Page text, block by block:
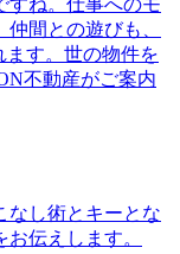
間との遊びも、
ます。世の物件を
不動産がご案内
なし術とキーとな
伝えします。